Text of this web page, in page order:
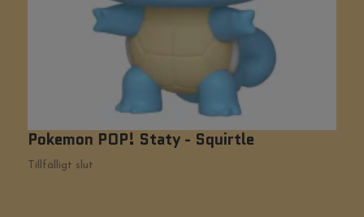
Pokemon POP! Staty - Squirtle
Tillfälligt slut